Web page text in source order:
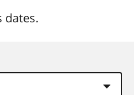
dates.